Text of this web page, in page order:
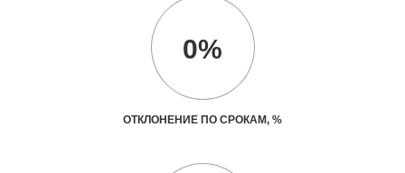
0%
ОТКЛОНЕНИЕ ПО СРОКАМ, %